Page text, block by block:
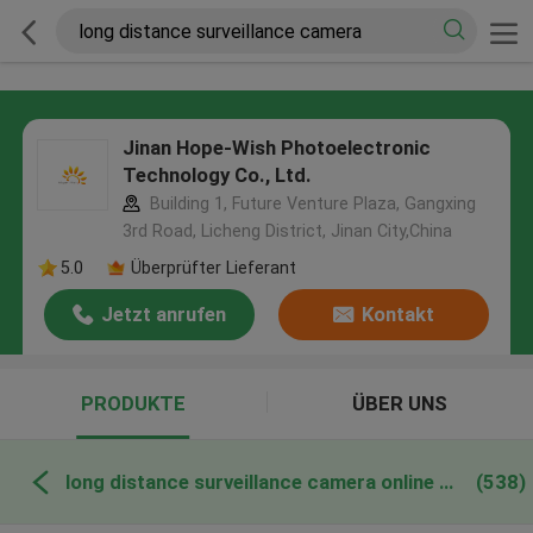
Jinan Hope-Wish Photoelectronic
Technology Co., Ltd.
Building 1, Future Venture Plaza, Gangxing
3rd Road, Licheng District, Jinan City,China
5.0
Überprüfter Lieferant
Jetzt anrufen Kontakt
PRODUKTE ÜBER UNS
long distance surveillance camera online manufacture (538)